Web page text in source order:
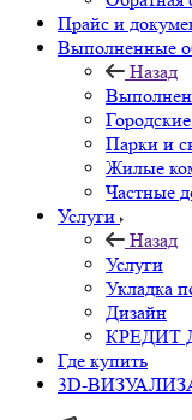
Прайс и
Выполненные
Назад
Парки и
Жилые
Частные
Услуги
Назад
Услуги
Укладка
Дизайн
КРЕДИТ
Где купить
3D-